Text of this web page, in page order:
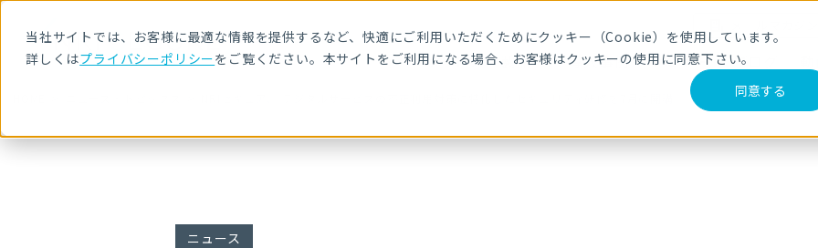
当社サイトでは、お客様に最適な情報を提供するなど、快適にご利用いただくためにクッキー（Cookie）を使用しています。
詳しくはプライバシーポリシーをご覧ください。本サイトをご利用になる場合、お客様はクッキーの使用に同意下さい。
同意する
サービス・製品 導入事例 セミナー ブログ
ニュース